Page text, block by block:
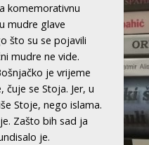
komemorativnu
mudre glave
što su se pojavili
mudre ne vide.
je vrijeme
se Stoja. Jer, u
Stoje, nego islama.
Zašto bih sad ja
je.